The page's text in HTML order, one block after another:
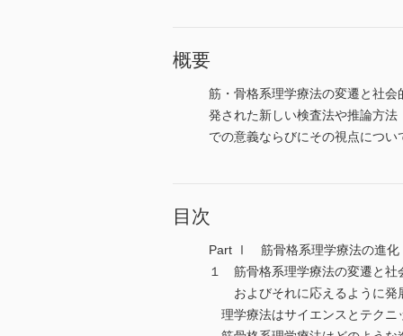
概要
筋・骨格系理学療法の変遷と社
発された新しい検査法や推論方
での意義ならびにその視点につ
目次
Part Ⅰ 筋骨格系理学療法の進化
１ 筋骨格系理学療法の変遷と社
およびそれに応えるように発
理学療法はサイエンスとテクニ